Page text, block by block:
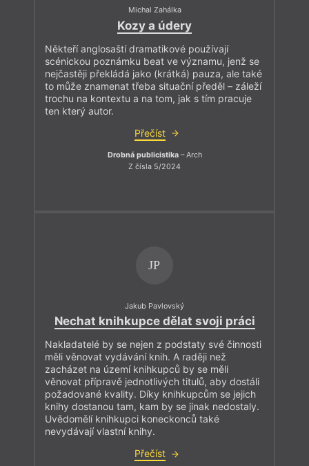
Michal Zahálka
Kozy a údery
Někteří anglosaští dramatikové používají
scénickou poznámku beat ve významu, jenž se
nejčastěji překládá jako (krátká) pauza, ale také
to může znamenat třeba situační předěl – záleží
trochu na kontextu a na tom, jak s tím pracuje
ten který autor.
Přečíst
Drobná publicistika– Arch
Z čísla 5/2024
JP
Jakub Pavlovský
Nechat knihkupce dělat svoji práci
Nakladatelé by se nejen z podstaty své činnosti
měli věnovat vydávání knih. A raději než
zacházet na území knihkupců by se měli
věnovat přípravě jednotlivých titulů, aby dostáli
požadované kvality. Díky knihkupcům se jejich
knihy dostanou tam, kam by se jinak nedostaly.
Uvědomělí knihkupci koneckonců také
nevydávají vlastní knihy.
Přečíst